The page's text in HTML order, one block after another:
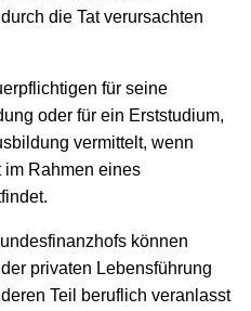
die Tat verursachten
für seine
oder für ein Erststudium,
vermittelt, wenn
im Rahmen eines
können
privaten Lebensführung
Teil beruflich veranlasst